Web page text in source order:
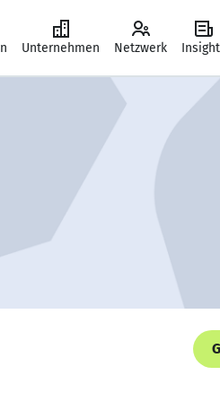
Unternehmen Netzwerk